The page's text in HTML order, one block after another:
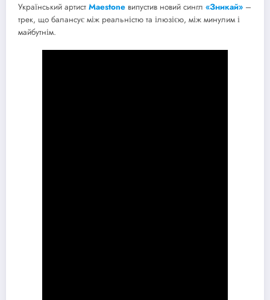
Український артист Maestone випустив новий сингл «Зникай» –
трек, що балансує між реальністю та ілюзією, між минулим і
майбутнім.